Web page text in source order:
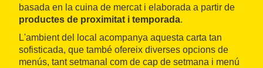
basada en la cuina de mercat i elaborada a partir de
productes de proximitat i temporada.
L'ambient del local acompanya aquesta carta tan
sofisticada, que també ofereix diverses opcions de
menús, tant setmanal com de cap de setmana i menú